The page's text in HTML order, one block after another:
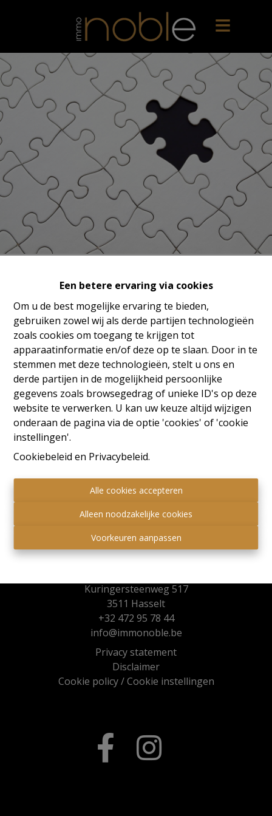
Een betere ervaring via cookies
Om u de best mogelijke ervaring te bieden,
gebruiken zowel wij als derde partijen technologieën
zoals cookies om toegang te krijgen tot
apparaatinformatie en/of deze op te slaan. Door in te
stemmen met deze technologieën, stelt u ons en
derde partijen in de mogelijkheid persoonlijke
gegevens zoals browsegedrag of unieke ID's op deze
website te verwerken. U kan uw keuze altijd wijzigen
onderaan de pagina via de optie 'cookies' of 'cookie
instellingen'.
Cookiebeleid en Privacybeleid.
Alle cookies accepteren
Alleen noodzakelijke cookies
Voorkeuren aanpassen
Oeps, deze pagina bestaat
niet meer
Te koop Te huur
Kuringersteenweg 517
3511 Hasselt
+32 472 95 78 44
info@immonoble.be
Privacy statement
Disclaimer
Cookie policy/Cookie instellingen